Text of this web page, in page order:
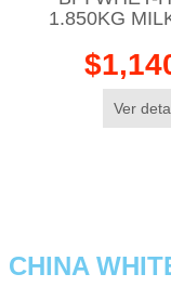
1.850KG
Ver
CHINA